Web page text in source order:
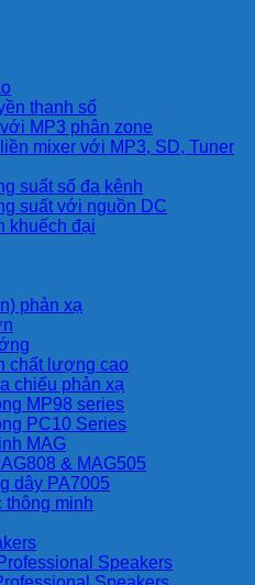
thanh số
MP3 phân zone
mixer với MP3, SD, Tuner
suất số đa kênh
suất với nguồn DC
khuếch đại
phản xạ
chất lượng cao
chiếu phản xạ
MP98 series
PC10 Series
MAG
& MAG505
dây PA7005
thông minh
Speakers